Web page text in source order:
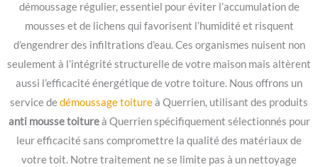
démoussage régulier, essentiel pour éviter l’accumulation de
mousses et de lichens qui favorisent l’humidité et risquent
d’engendrer des infiltrations d’eau. Ces organismes nuisent non
seulement à l’intégrité structurelle de votre maison mais altèrent
aussi l’efficacité énergétique de votre toiture. Nous offrons un
service dedémoussage toitureà Querrien, utilisant des produits
anti mousse toitureà Querrien spécifiquement sélectionnés pour
leur efficacité sans compromettre la qualité des matériaux de
votre toit. Notre traitement ne se limite pas à un nettoyage